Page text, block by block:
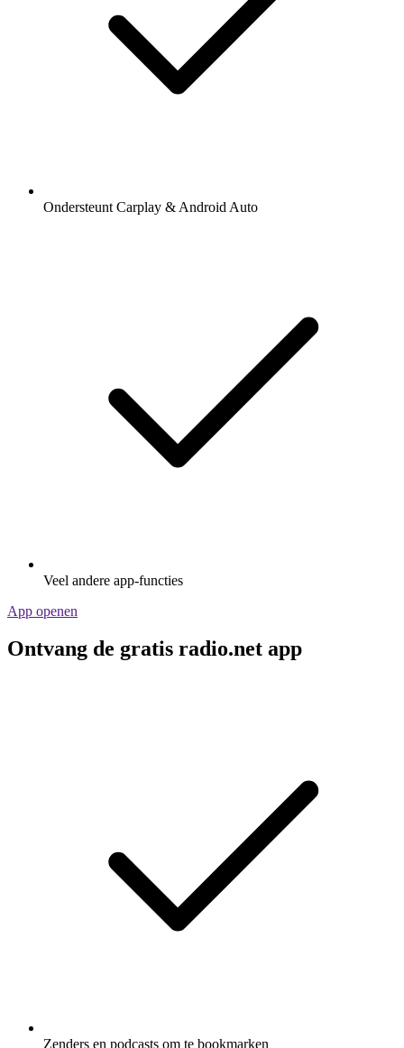
Ondersteunt Carplay & Android Auto
Veel andere app-functies
App openen
Ontvang de gratis radio.net app
Zenders en podcasts om te bookmarken